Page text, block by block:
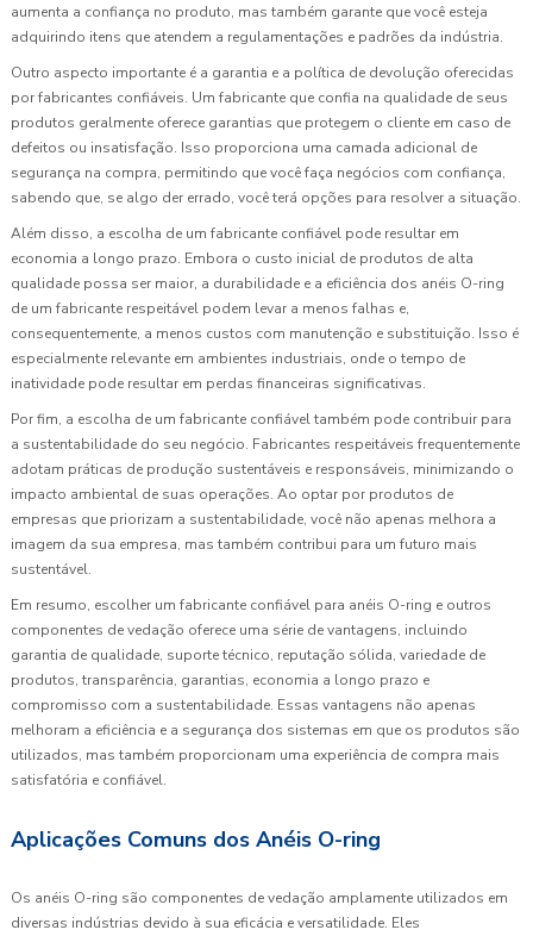
aumenta a confiança no produto, mas também garante que você esteja
adquirindo itens que atendem a regulamentações e padrões da indústria.
Outro aspecto importante é a garantia e a política de devolução oferecidas
por fabricantes confiáveis. Um fabricante que confia na qualidade de seus
produtos geralmente oferece garantias que protegem o cliente em caso de
defeitos ou insatisfação. Isso proporciona uma camada adicional de
segurança na compra, permitindo que você faça negócios com confiança,
sabendo que, se algo der errado, você terá opções para resolver a situação.
Além disso, a escolha de um fabricante confiável pode resultar em
economia a longo prazo. Embora o custo inicial de produtos de alta
qualidade possa ser maior, a durabilidade e a eficiência dos anéis O-ring
de um fabricante respeitável podem levar a menos falhas e,
consequentemente, a menos custos com manutenção e substituição. Isso é
especialmente relevante em ambientes industriais, onde o tempo de
inatividade pode resultar em perdas financeiras significativas.
Por fim, a escolha de um fabricante confiável também pode contribuir para
a sustentabilidade do seu negócio. Fabricantes respeitáveis frequentemente
adotam práticas de produção sustentáveis e responsáveis, minimizando o
impacto ambiental de suas operações. Ao optar por produtos de
empresas que priorizam a sustentabilidade, você não apenas melhora a
imagem da sua empresa, mas também contribui para um futuro mais
sustentável.
Em resumo, escolher um fabricante confiável para anéis O-ring e outros
componentes de vedação oferece uma série de vantagens, incluindo
garantia de qualidade, suporte técnico, reputação sólida, variedade de
produtos, transparência, garantias, economia a longo prazo e
compromisso com a sustentabilidade. Essas vantagens não apenas
melhoram a eficiência e a segurança dos sistemas em que os produtos são
utilizados, mas também proporcionam uma experiência de compra mais
satisfatória e confiável.
Aplicações Comuns dos Anéis O-ring
Os anéis O-ring são componentes de vedação amplamente utilizados em
diversas indústrias devido à sua eficácia e versatilidade. Eles